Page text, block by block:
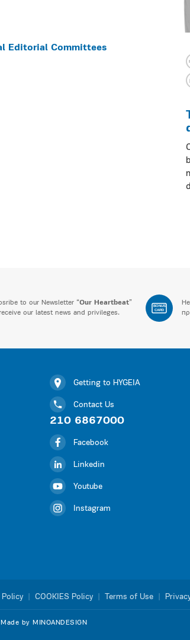
Editorial Committees
to our Newsletter “Our Heartbeat”
our latest news and privileges.
BONUS
CARD
Getting to HYGEIA
Contact Us
210 6867000
Facebook
Linkedin
Youtube
Instagram
COOKIES Policy Terms of Use
Made by MINOANDESIGN